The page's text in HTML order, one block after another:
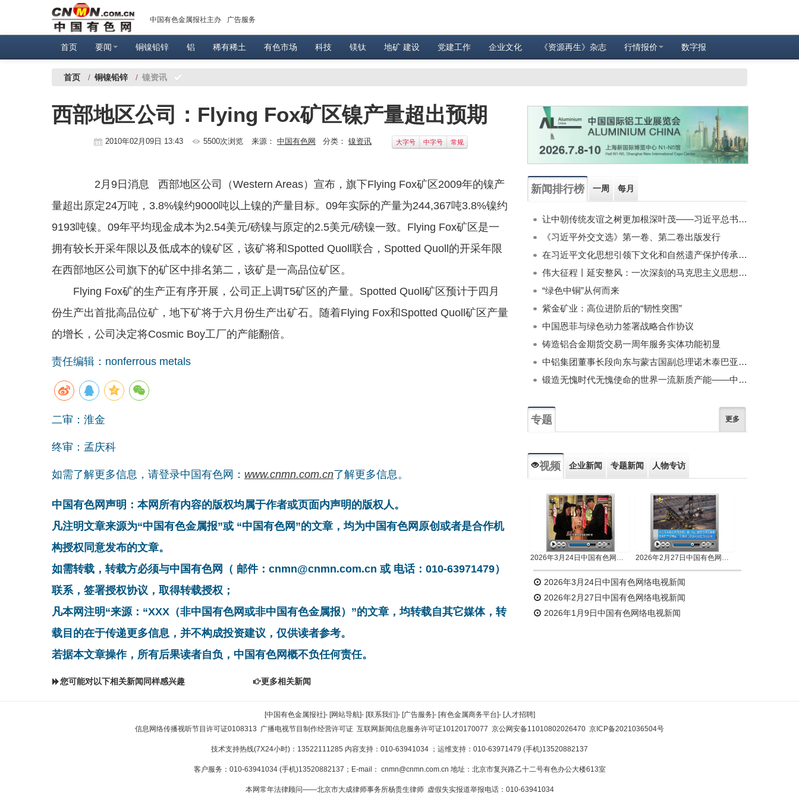
中国有色金属报社主办 广告服务
首页 要闻 铜镍铅锌 铝 稀有稀土 有色市场 科技 镁钛 地矿 建设 党建工作 企业文化 《资源再生》杂志 行情报价 数字报
首页 / 铜镍铅锌 / 镍资讯
西部地区公司：Flying Fox矿区镍产量超出预期
2010年02月09日 13:43 5500次浏览 来源： 中国有色网 分类： 镍资讯 大字号 中字号 常规
2月9日消息 西部地区公司（Western Areas）宣布，旗下Flying Fox矿区2009年的镍产
量超出原定24万吨，3.8%镍约9000吨以上镍的产量目标。09年实际的产量为244,367吨3.8%镍约
9193吨镍。09年平均现金成本为2.54美元/磅镍与原定的2.5美元/磅镍一致。Flying Fox矿区是一
拥有较长开采年限以及低成本的镍矿区，该矿将和Spotted Quoll联合，Spotted Quoll的开采年限
在西部地区公司旗下的矿区中排名第二，该矿是一高品位矿区。
Flying Fox矿的生产正有序开展，公司正上调T5矿区的产量。Spotted Quoll矿区预计于四月
份生产出首批高品位矿，地下矿将于六月份生产出矿石。随着Flying Fox和Spotted Quoll矿区产量
的增长，公司决定将Cosmic Boy工厂的产能翻倍。
责任编辑：nonferrous metals
二审：淮金
终审：孟庆科
如需了解更多信息，请登录中国有色网： www.cnmn.com.cn了解更多信息。
中国有色网声明：本网所有内容的版权均属于作者或页面内声明的版权人。
凡注明文章来源为“中国有色金属报”或 “中国有色网”的文章，均为中国有色网原创或者是合作机
构授权同意发布的文章。
如需转载，转载方必须与中国有色网（ 邮件：cnmn@cnmn.com.cn 或 电话：010-63971479）
联系，签署授权协议，取得转载授权；
凡本网注明“来源：“XXX（非中国有色网或非中国有色金属报）”的文章，均转载自其它媒体，转
载目的在于传递更多信息，并不构成投资建议，仅供读者参考。
若据本文章操作，所有后果读者自负，中国有色网概不负任何责任。
您可能对以下相关新闻同样感兴趣 更多相关新闻
新闻排行榜 一周 每月
让中朝传统友谊之树更加根深叶茂——习近平总书记对朝鲜进行国事访问纪实
《习近平外交文选》第一卷、第二卷出版发行
在习近平文化思想引领下文化和自然遗产保护传承利用工作开创新局面
伟大征程丨延安整风：一次深刻的马克思主义思想教育运动
“绿色中铜”从何而来
紫金矿业：高位进阶后的“韧性突围”
中国恩菲与绿色动力签署战略合作协议
铸造铝合金期货交易一周年服务实体功能初显
中铝集团董事长段向东与蒙古国副总理诺木泰巴亚尔举行会谈
锻造无愧时代无愧使命的世界一流新质产能——中国有色金属工业的战略应对与破局之道（二）
专题 更多
视频 企业新闻 专题新闻 人物专访
2026年3月24日中国有色网络电视新闻 2026年2月27日中国有色网络电视新闻
2026年3月24日中国有色网络电视新闻
2026年2月27日中国有色网络电视新闻
2026年1月9日中国有色网络电视新闻
[中国有色金属报社]- [网站导航]- [联系我们]- [广告服务]- [有色金属商务平台]- [人才招聘]
信息网络传播视听节目许可证0108313 广播电视节目制作经营许可证 互联网新闻信息服务许可证10120170077 京公网安备11010802026470 京ICP备2021036504号
技术支持热线(7X24小时)：13522111285 内容支持：010-63941034 ；运维支持：010-63971479 (手机)13520882137
客户服务：010-63941034 (手机)13520882137；E-mail： cnmn@cnmn.com.cn 地址：北京市复兴路乙十二号有色办公大楼613室
本网常年法律顾问——北京市大成律师事务所杨贵生律师 虚假失实报道举报电话：010-63941034